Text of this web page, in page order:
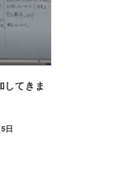
してきま
日